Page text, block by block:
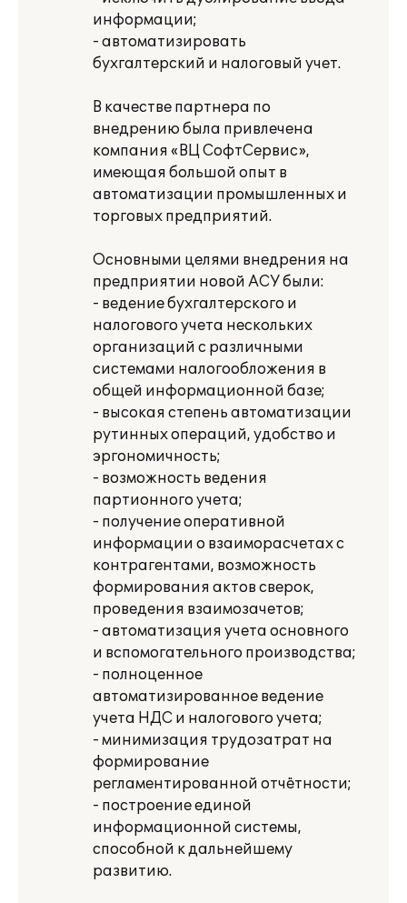
информации;
- автоматизировать
бухгалтерский и налоговый учет.
В качестве партнера по
внедрению была привлечена
компания «ВЦ СофтСервис»,
имеющая большой опыт в
автоматизации промышленных и
торговых предприятий.
Основными целями внедрения на
предприятии новой АСУ были:
- ведение бухгалтерского и
налогового учета нескольких
организаций с различными
системами налогообложения в
общей информационной базе;
- высокая степень автоматизации
рутинных операций, удобство и
эргономичность;
- возможность ведения
партионного учета;
- получение оперативной
информации о взаиморасчетах с
контрагентами, возможность
формирования актов сверок,
проведения взаимозачетов;
- автоматизация учета основного
и вспомогательного производства;
- полноценное
автоматизированное ведение
учета НДС и налогового учета;
- минимизация трудозатрат на
формирование
регламентированной отчётности;
- построение единой
информационной системы,
способной к дальнейшему
развитию.